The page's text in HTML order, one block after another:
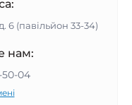
6 (павільйон 33-34)
нам:
50-04